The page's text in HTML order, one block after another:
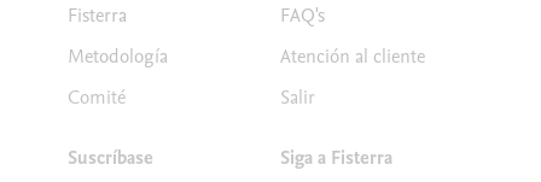
Fisterra
Metodología
Comité
Suscríbase
FAQ's
Atención al cliente
Salir
Siga a Fisterra